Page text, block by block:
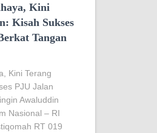
Kini
Kisah Sukses
Tangan
Kini Terang
PJU Jalan
Awaluddin
Nasional – RI
RT 019